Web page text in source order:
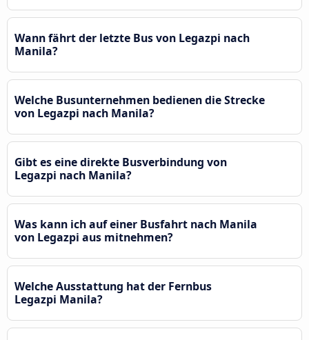
Wann fährt der letzte Bus von Legazpi nach
Manila?
Welche Busunternehmen bedienen die Strecke
von Legazpi nach Manila?
Gibt es eine direkte Busverbindung von
Legazpi nach Manila?
Was kann ich auf einer Busfahrt nach Manila
von Legazpi aus mitnehmen?
Welche Ausstattung hat der Fernbus
Legazpi Manila?